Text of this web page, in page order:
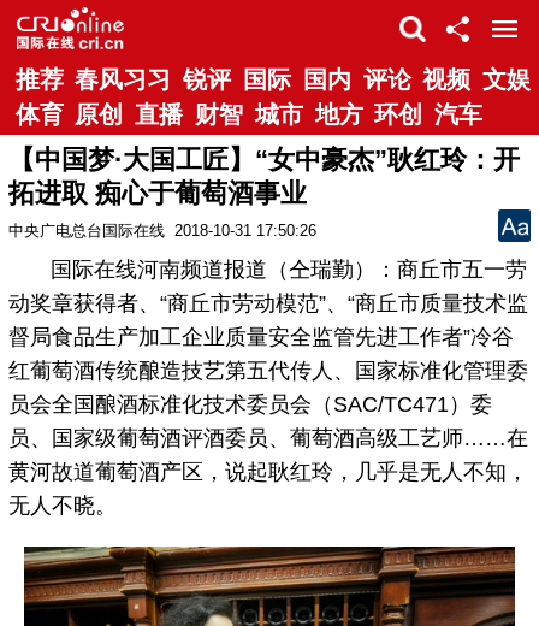
推荐 春风习习 锐评 国际 国内 评论 视频 文娱
体育 原创 直播 财智 城市 地方 环创 汽车
【中国梦·大国工匠】“女中豪杰”耿红玲：开
拓进取 痴心于葡萄酒事业
中央广电总台国际在线 2018-10-31 17:50:26
国际在线河南频道报道（仝瑞勤）：商丘市五一劳
动奖章获得者、“商丘市劳动模范”、“商丘市质量技术监
督局食品生产加工企业质量安全监管先进工作者”冷谷
红葡萄酒传统酿造技艺第五代传人、国家标准化管理委
员会全国酿酒标准化技术委员会（SAC/TC471）委
员、国家级葡萄酒评酒委员、葡萄酒高级工艺师……在
黄河故道葡萄酒产区，说起耿红玲，几乎是无人不知，
无人不晓。